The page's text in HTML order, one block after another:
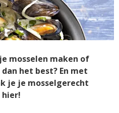
mosselen maken of
het best? En met
je je mosselgerecht
hier!